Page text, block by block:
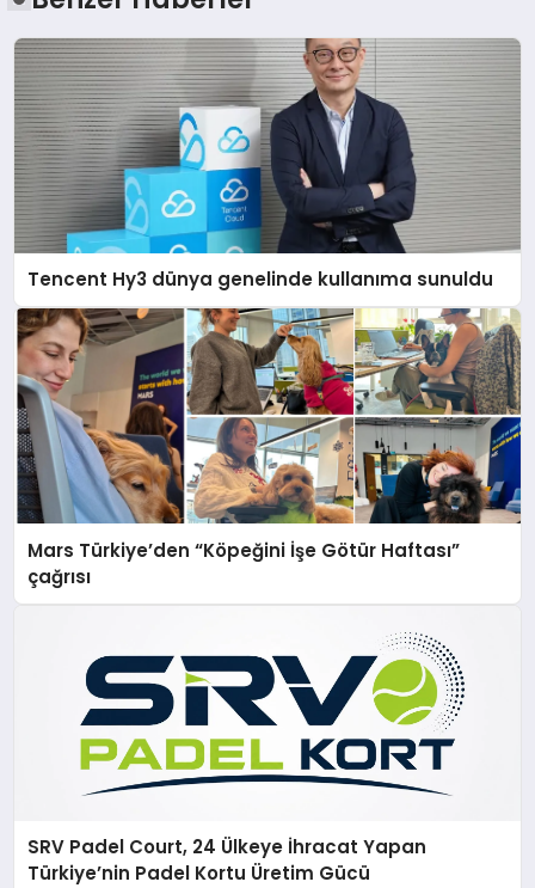
Tencent Hy3 dünya genelinde kullanıma sunuldu
Mars Türkiye’den “Köpeğini İşe Götür Haftası”
çağrısı
SRV Padel Court, 24 Ülkeye İhracat Yapan
Türkiye’nin Padel Kortu Üretim Gücü